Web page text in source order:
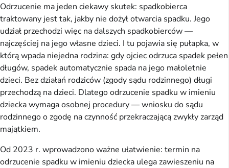
Odrzucenie ma jeden ciekawy skutek: spadkobierca
traktowany jest tak, jakby nie dożył otwarcia spadku. Jego
udział przechodzi więc na dalszych spadkobierców —
najczęściej na jego własne dzieci. I tu pojawia się pułapka, w
którą wpada niejedna rodzina: gdy ojciec odrzuca spadek pełen
długów, spadek automatycznie spada na jego małoletnie
dzieci. Bez działań rodziców (zgody sądu rodzinnego) długi
przechodzą na dzieci. Dlatego odrzucenie spadku w imieniu
dziecka wymaga osobnej procedury — wniosku do sądu
rodzinnego o zgodę na czynność przekraczającą zwykły zarząd
majątkiem.
Od 2023 r. wprowadzono ważne ułatwienie: termin na
odrzucenie spadku w imieniu dziecka ulega zawieszeniu na